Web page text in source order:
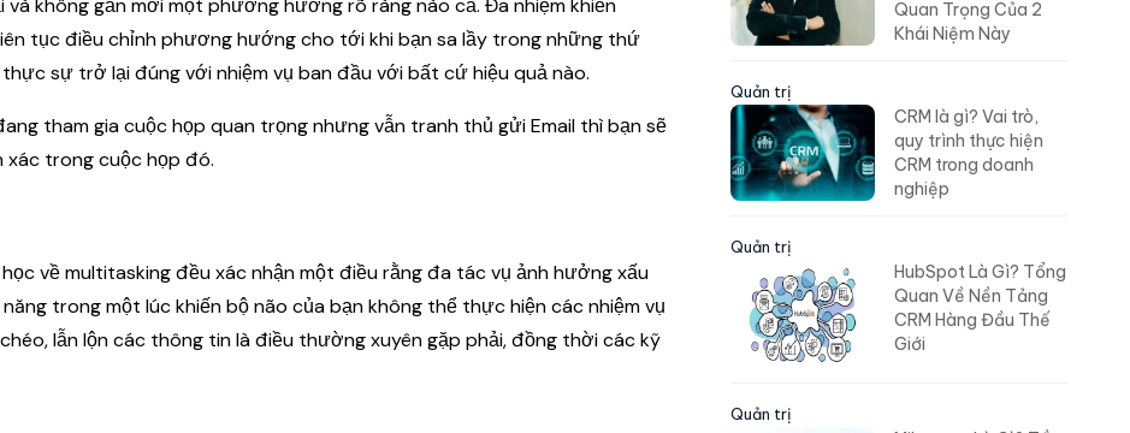
không gắn mới một phương hướng rõ ràng nào cả. Đa nhiệm khiến
tục điều chỉnh phương hướng cho tới khi bạn sa lầy trong những thứ
sự trở lại đúng với nhiệm vụ ban đầu với bất cứ hiệu quả nào.
tham gia cuộc họp quan trọng nhưng vẫn tranh thủ gửi Email thì bạn sẽ
trong cuộc họp đó.
về multitasking đều xác nhận một điều rằng đa tác vụ ảnh hưởng xấu
trong một lúc khiến bộ não của bạn không thể thực hiện các nhiệm vụ
lẫn lộn các thông tin là điều thường xuyên gặp phải, đồng thời các kỹ
Quan Trọng Của 2
Khái Niệm Này
Quản trị
CRM là gì? Vai trò,
quy trình thực hiện
CRM trong doanh
nghiệp
Quản trị
HubSpot Là Gì? Tổng
Quan Về Nền Tảng
CRM Hàng Đầu Thế
Giới
Quản trị